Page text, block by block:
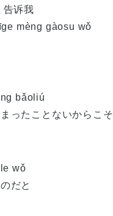
告诉我
mèng gàosu wǒ
bǎoliú
ったことないからこそ
wǒ
だと